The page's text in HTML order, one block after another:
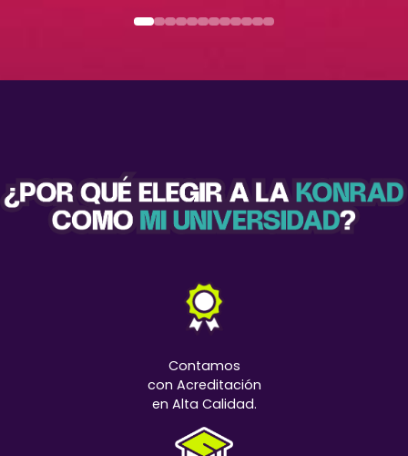
Contamos
con Acreditación
en Alta Calidad.